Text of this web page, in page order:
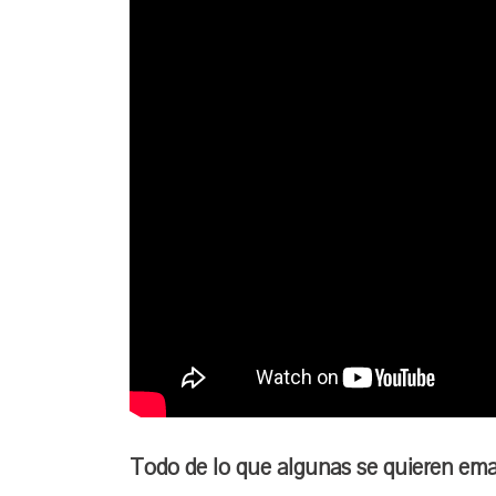
Todo de lo que algunas se quieren